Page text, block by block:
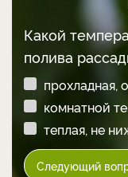
Какой
полива
прохладная,
комнатной
теплая, не
Следующий